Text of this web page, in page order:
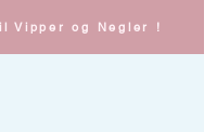
Vipper og Negler !